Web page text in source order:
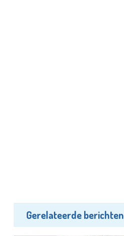
Gerelateerde berichten